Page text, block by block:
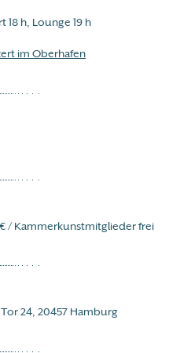
18 h, Lounge 19 h
im Oberhafen
/ Kammerkunstmitglieder frei
24, 20457 Hamburg